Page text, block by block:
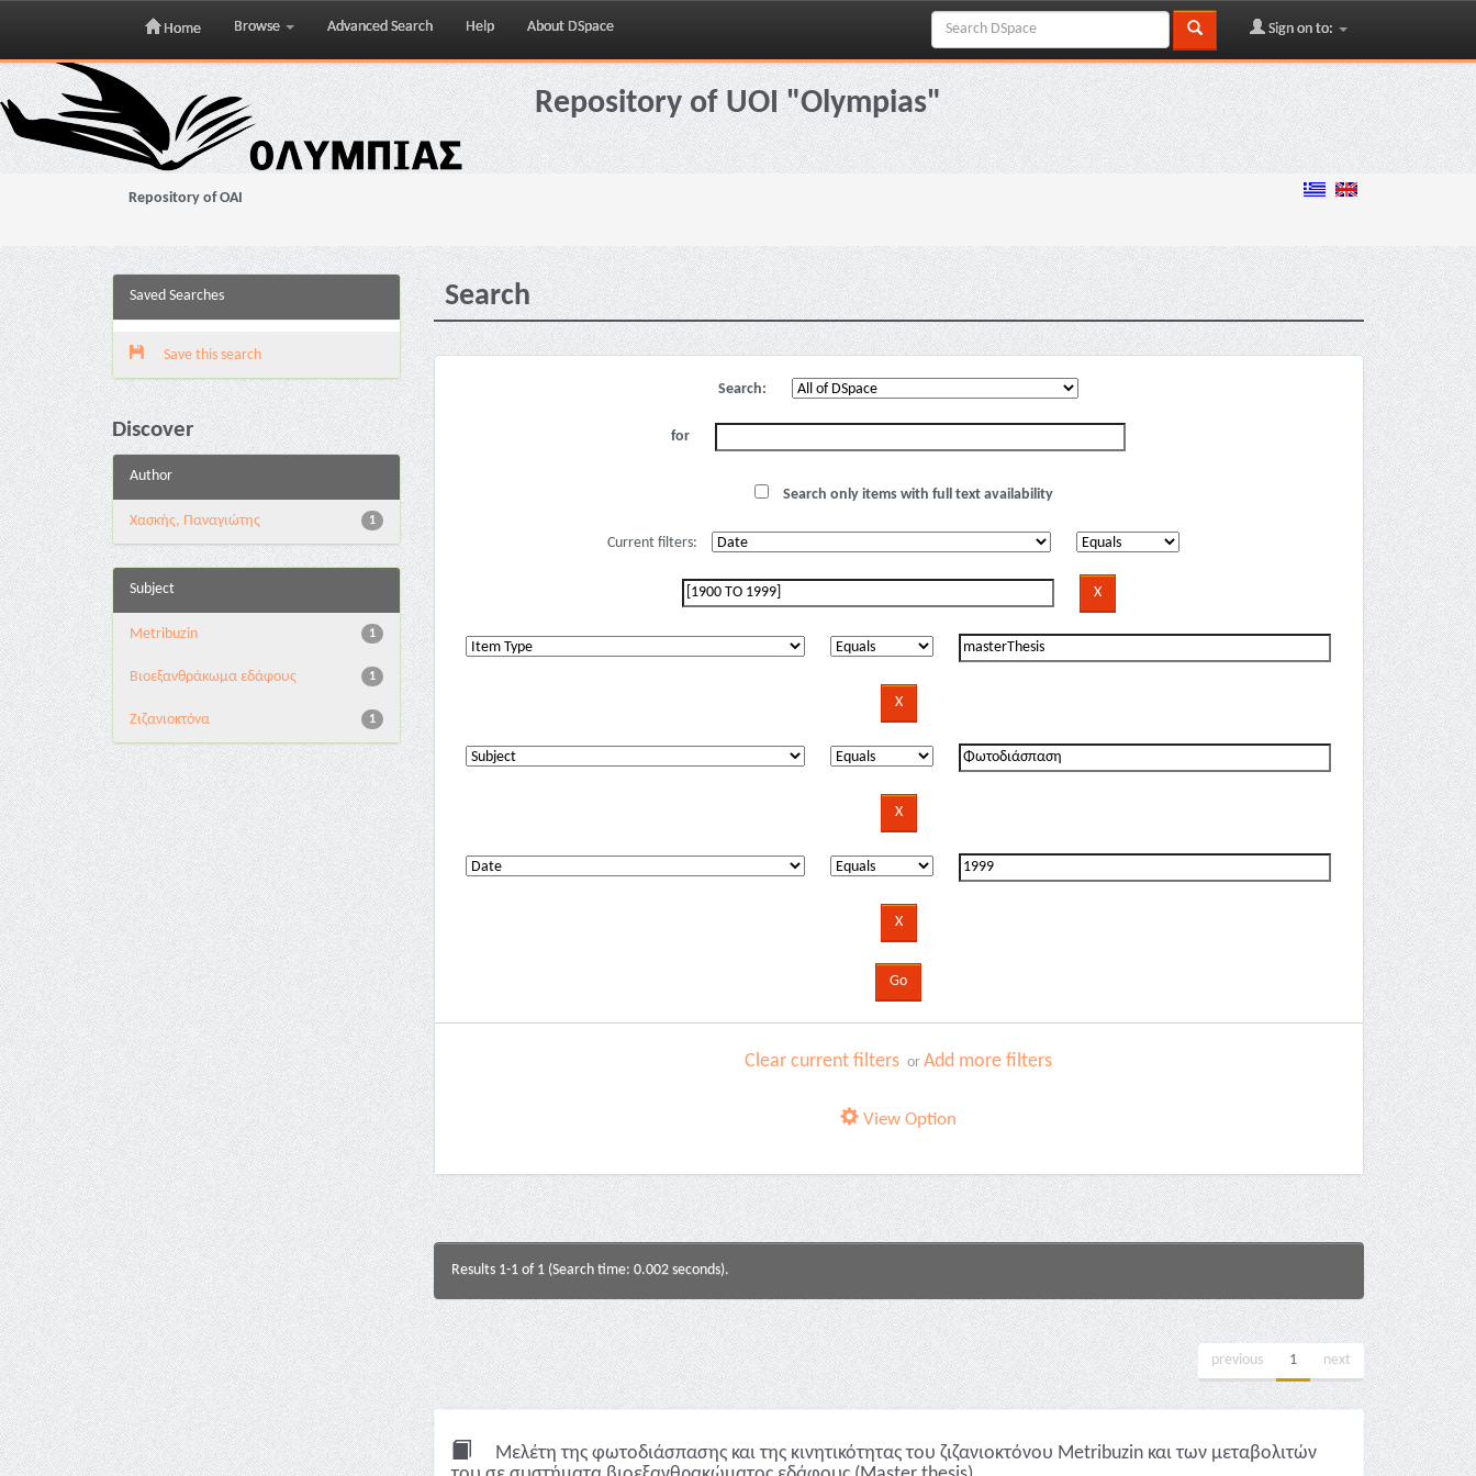
Skip
navigation
Home Browse Advanced Search Help About DSpace Sign on to:
Repository of UOI "Olympias"
Repository of OAI
Saved Searches
Save this search
Discover
Author
1
Χασκής, Παναγιώτης
Subject
1
Metribuzin
1
Βιοεξανθράκωμα εδάφους
1
Ζιζανιοκτόνα
Search
Search:
for
Search only items with full text availability
Current filters:
Clear current filters orAdd more filters
View Option
Results 1-1 of 1 (Search time: 0.002 seconds).
previous 1 next
Μελέτη της φωτοδιάσπασης και της κινητικότητας του ζιζανιοκτόνου Metribuzin και των μεταβολιτών